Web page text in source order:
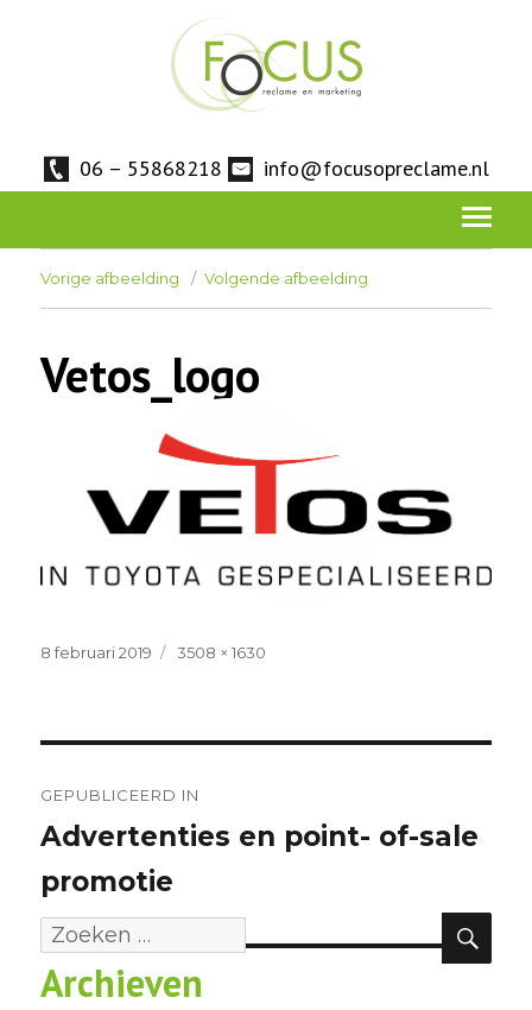
06 – 55868218 info@focusopreclame.nl
Vorige afbeelding Volgende afbeelding
Vetos_logo
Geplaatst
8 februari 2019
Volledige
3508 × 1630
navigatie
GEPUBLICEERD IN
Advertenties en point- of-sale
promotie
Zoeken
naar:
Archieven